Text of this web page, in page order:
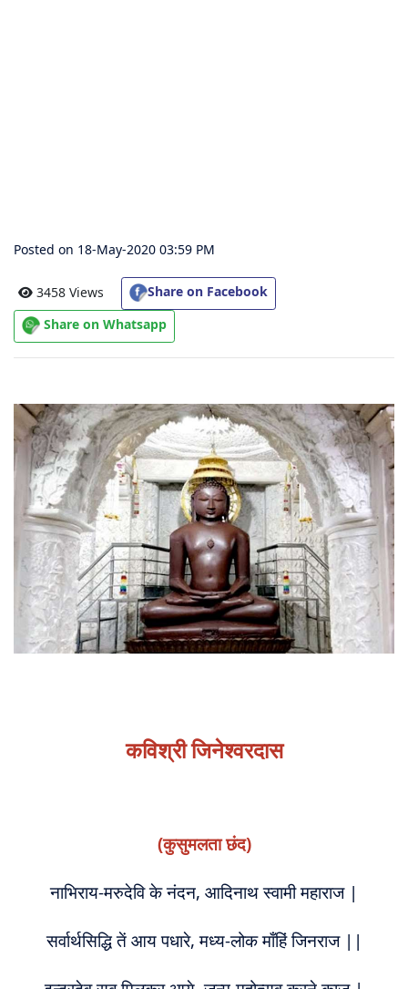
आरती
संग्रह
पाठशाला
About
Us
Posted on 18-May-2020 03:59 PM
3458 Views
Share on Facebook
Share on Whatsapp
कविश्री जिनेश्वरदास
(कुसुमलता छंद)
नाभिराय-मरुदेवि के नंदन, आदिनाथ स्वामी महाराज |
सर्वार्थसिद्धि तें आय पधारे, मध्य-लोक माँहिं जिनराज ||